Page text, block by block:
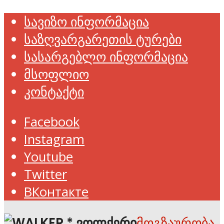
სავიზო ინფორმაცია
საზღვარგარეთის ტურები
სასარგებლო ინფორმაცია
მსოფლიო
კონტაქტი
Facebook
Instagram
Youtube
Twitter
ВКонтакте